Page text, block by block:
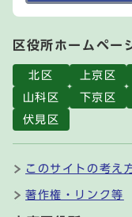
区役所ホームペー
北区 上京区
山科区
下京区
伏見区
このサイトの考え
著作権・リンク等